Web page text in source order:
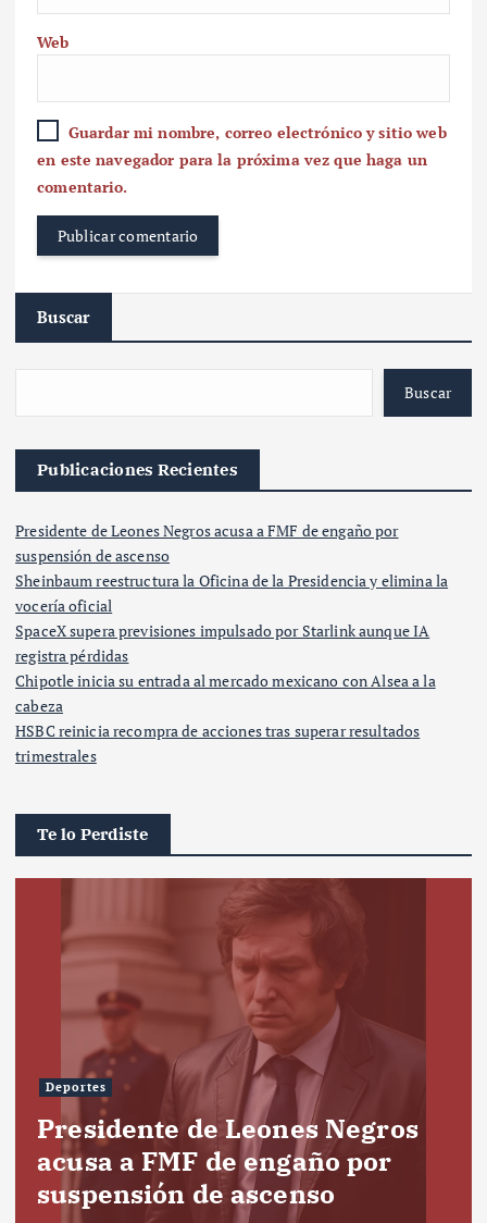
Web
Guardar mi nombre, correo electrónico y sitio web
en este navegador para la próxima vez que haga un
comentario.
Buscar
Buscar
Publicaciones Recientes
Presidente de Leones Negros acusa a FMF de engaño por
suspensión de ascenso
Sheinbaum reestructura la Oficina de la Presidencia y elimina la
vocería oficial
SpaceX supera previsiones impulsado por Starlink aunque IA
registra pérdidas
Chipotle inicia su entrada al mercado mexicano con Alsea a la
cabeza
HSBC reinicia recompra de acciones tras superar resultados
trimestrales
Te lo Perdiste
Deportes
Presidente de Leones Negros
acusa a FMF de engaño por
suspensión de ascenso